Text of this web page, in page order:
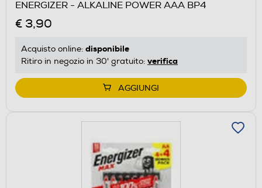
ENERGIZER - ALKALINE POWER AAA BP4
€ 3,90
Acquisto online: disponibile
Ritiro in negozio in 30' gratuito: verifica
AGGIUNGI